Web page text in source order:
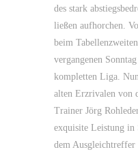
des stark
ließen aufhorchen.
beim
vergangenen
kompletten Liga.
alten Erzrivalen von
Trainer Jörg
exquisite Leistung in
dem